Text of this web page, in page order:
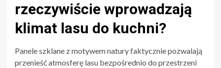
rzeczywiście wprowadzają
klimat lasu do kuchni?
Panele szklane z motywem natury faktycznie pozwalają
przenieść atmosferę lasu bezpośrednio do przestrzeni